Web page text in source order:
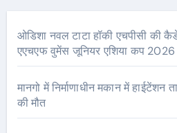
ओडिशा नवल टाटा हॉकी एचपीसी की
एएचएफ वुमेंस जूनियर एशिया कप 2026
मानगो में निर्माणाधीन मकान में
की मौत